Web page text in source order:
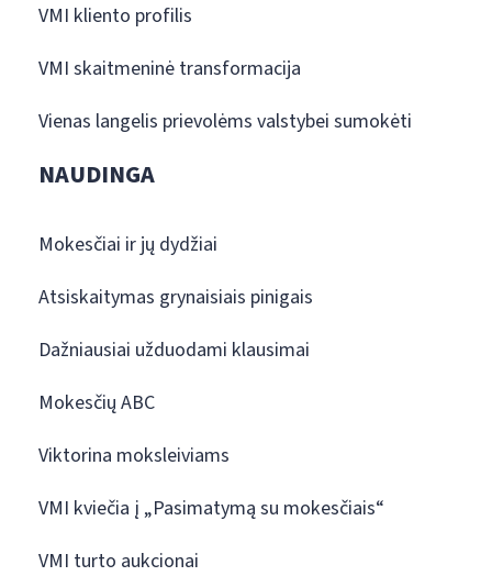
VMI kliento profilis
VMI skaitmeninė transformacija
Vienas langelis prievolėms valstybei sumokėti
NAUDINGA
Mokesčiai ir jų dydžiai
Atsiskaitymas grynaisiais pinigais
Dažniausiai užduodami klausimai
Mokesčių ABC
Viktorina moksleiviams
VMI kviečia į „Pasimatymą su mokesčiais“
VMI turto aukcionai